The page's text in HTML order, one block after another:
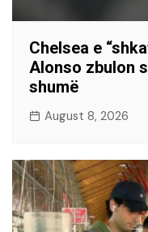
Chelsea e
Alonso zbulon
shumë
August 8, 2026